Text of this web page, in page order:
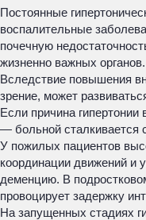
Постоянные
воспалительные
почечную
жизненно важных органов.
Вследствие повышения
зрение, может
Если причина
— больной сталкивается
У пожилых пациентов
координации движений и
деменцию. В
провоцирует задержку
На запущенных стадиях